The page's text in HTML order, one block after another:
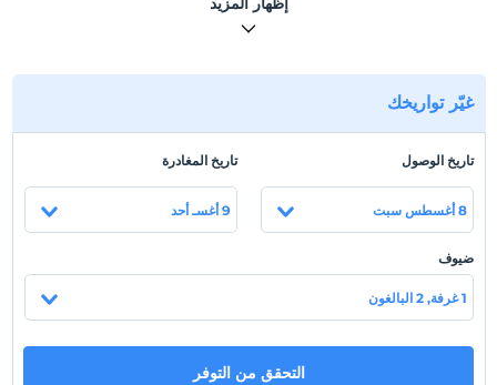
فندقنا الثقافي الأصيل.
موقع
متاح في فندقنا.
غيّر تواريخك
تاريخ الوصول
8 أغسطس سبت
تاريخ المغادرة
9 أغسـ أحد
ضيوف
1 غرفة, 2 البالغون
التحقق من التوفر